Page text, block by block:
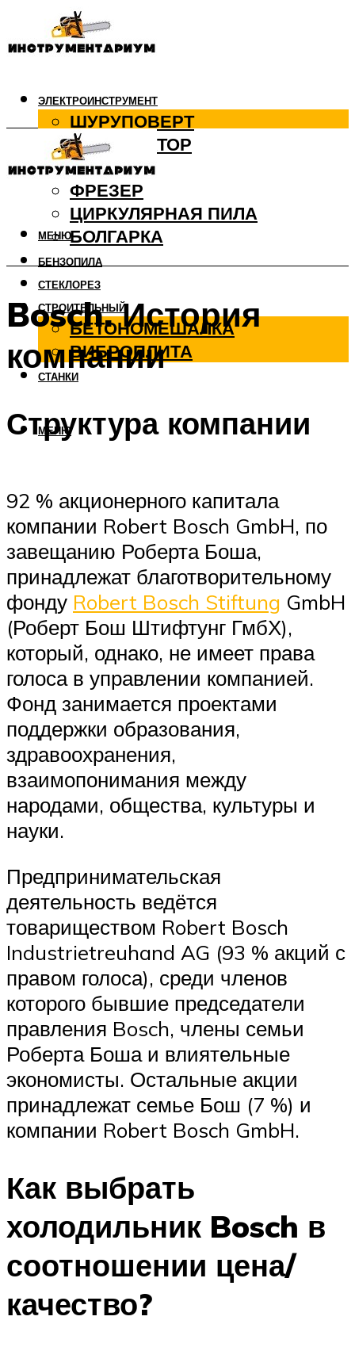
ЭЛЕКТРОИНСТРУМЕНТ
ШУРУПОВЕРТ
ПЕРФОРАТОР
ДРЕЛЬ
ФРЕЗЕР
ЦИРКУЛЯРНАЯ ПИЛА
БОЛГАРКА
БЕНЗОПИЛА
СТЕКЛОРЕЗ
СТРОИТЕЛЬНЫЙ
БЕТОНОМЕШАЛКА
ВИБРОПЛИТА
СТАНКИ
МЕНЮ
МЕНЮ
Bosch. История
компании
Структура компании
92 % акционерного капитала
компании Robert Bosch GmbH, по
завещанию Роберта Боша,
принадлежат благотворительному
фонду Robert Bosch Stiftung GmbH
(Роберт Бош Штифтунг ГмбХ),
который, однако, не имеет права
голоса в управлении компанией.
Фонд занимается проектами
поддержки образования,
здравоохранения,
взаимопонимания между
народами, общества, культуры и
науки.
Предпринимательская
деятельность ведётся
товариществом Robert Bosch
Industrietreuhand AG (93 % акций с
правом голоса), среди членов
которого бывшие председатели
правления Bosch, члены семьи
Роберта Боша и влиятельные
экономисты. Остальные акции
принадлежат семье Бош (7 %) и
компании Robert Bosch GmbH.
Как выбрать
холодильник Bosch в
соотношении цена/
качество?